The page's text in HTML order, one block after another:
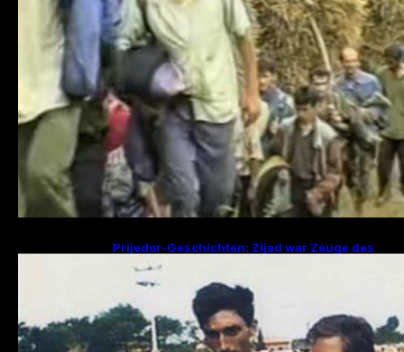
Prijedor-Geschichten: Zijad war Zeuge des
sucht Frau und zwei Kinder